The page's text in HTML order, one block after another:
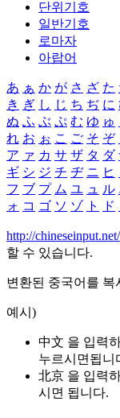
단위기호
일반기호
로마자
아랍어
あ ぁ か が さ ざ た
き ぎ し じ ち ぢ に
ぬ ふ ぶ ぷ む ゆ ゅ
れ お ぉ こ ご そ ぞ
ア ァ カ サ ザ タ ダ
ギ シ ジ チ ヂ ニ ヒ
フ ブ プ ム ユ ュ ル
ォ コ ゴ ソ ゾ ト ド
http://chineseinput.net/
할 수 있습니다.
변환된 중국어를 복
예시)
中文 을 입력
누르시면됩니
北京 을 입력
시면 됩니다.